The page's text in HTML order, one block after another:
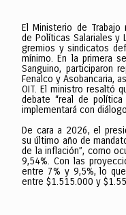
El Ministerio de
de Políticas Salariales y
gremios y sindicatos
mínimo. En la primera
Sanguino, participaron
Fenalco y Asobancaria,
OIT. El ministro resaltó
debate “real de
implementará con
De cara a 2026, el
su último año de
de la inflación”, como
9,54%. Con las
entre 7% y 9,5%, lo
entre $1.515.000 y